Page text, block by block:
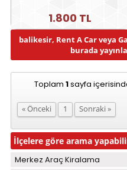
1.800 TL
balikesir, Rent A Car veya
burada
Toplam 1sayfa
« Önceki 1 Sonraki »
İlçelere göre arama
Merkez Araç Kiralama